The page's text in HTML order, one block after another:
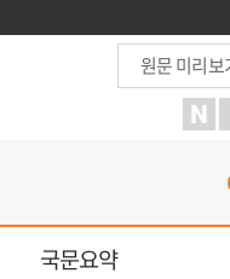
원문 미리보
국문요약